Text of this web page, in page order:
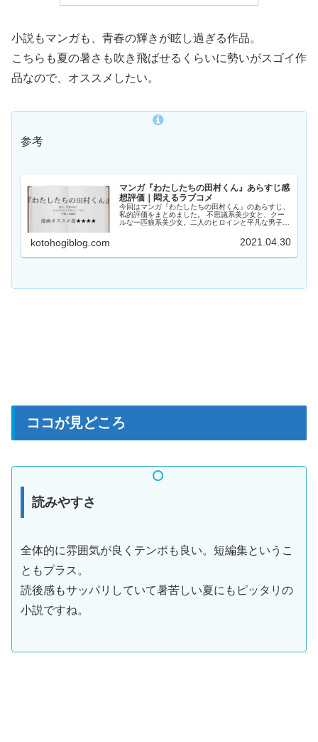
小説もマンガも、青春の輝きが眩し過ぎる作品。
こちらも夏の暑さも吹き飛ばせるくらいに勢いがスゴイ作
品なので、オススメしたい。
参考
マンガ『わたしたちの田村くん』あらすじ感
想評価｜悶えるラブコメ
今回はマンガ『わたしたちの田村くん』のあらすじ、
私的評価をまとめました。 不思議系美少女と、クー
ルな一匹狼系美少女。二人のヒロインと平凡な男子が
濃いラブコメを描写したオススメマンガです。
kotohogiblog.com 2021.04.30
ココが見どころ
読みやすさ
全体的に雰囲気が良くテンポも良い。短編集というこ
ともプラス。
読後感もサッパリしていて暑苦しい夏にもピッタリの
小説ですね。